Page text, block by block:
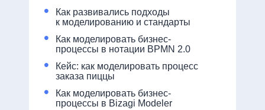
Как моделировать бизнес-
процессы в нотации BPMN 2.0
•
Как развивались подходы
к моделированию и стандарты
•
Кейс: как моделировать процесс
заказа пиццы
•
Как моделировать бизнес-
процессы в Bizagi Modeler
•